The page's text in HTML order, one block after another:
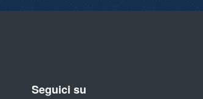
Seguici su